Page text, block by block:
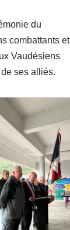
du
combattants et
Vaudésiens
ses alliés.